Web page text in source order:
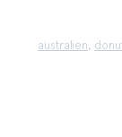
australien,